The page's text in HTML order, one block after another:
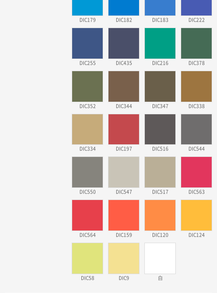
DIC179 DIC182 DIC183 DIC222
DIC255 DIC435 DIC216 DIC378
DIC352 DIC344 DIC347 DIC338
DIC334 DIC197 DIC516 DIC544
DIC550 DIC547 DIC517 DIC563
DIC564 DIC159 DIC120 DIC124
DIC58 DIC9 白